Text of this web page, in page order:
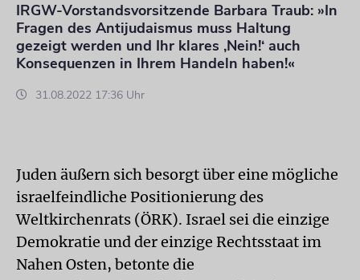
IRGW-Vorstandsvorsitzende Barbara Traub: »In
Fragen des Antijudaismus muss Haltung
gezeigt werden und Ihr klares ‚Nein!‘ auch
Konsequenzen in Ihrem Handeln haben!«
31.08.2022 17:36 Uhr
Juden äußern sich besorgt über eine mögliche
israelfeindliche Positionierung des
Weltkirchenrats (ÖRK). Israel sei die einzige
Demokratie und der einzige Rechtsstaat im
Nahen Osten, betonte die